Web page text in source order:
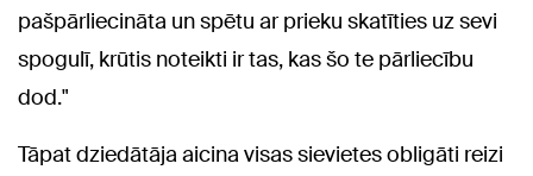
pašpārliecināta un spētu ar prieku skatīties uz sevi
spogulī, krūtis noteikti ir tas, kas šo te pārliecību
dod."
Tāpat dziedātāja aicina visas sievietes obligāti reizi